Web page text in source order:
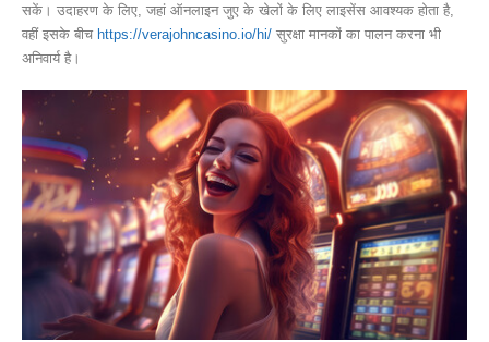
सकें। उदाहरण के लिए, जहां ऑनलाइन जुए के खेलों के लिए लाइसेंस आवश्यक होता है,
वहीं इसके बीच https://verajohncasino.io/hi/ सुरक्षा मानकों का पालन करना भी
अनिवार्य है।